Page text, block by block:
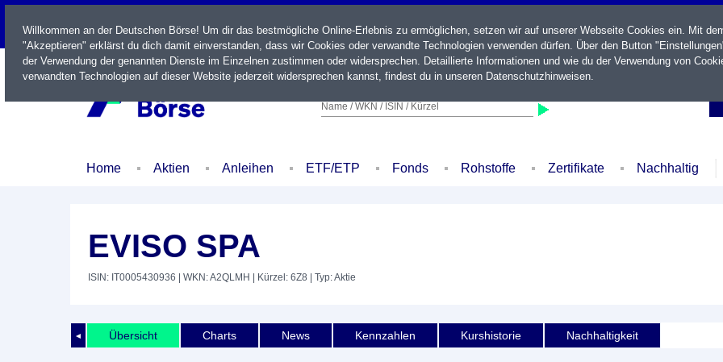
LIVE
Name / WKN / ISIN / Kürzel
Home Aktien Anleihen ETF/ETP Fonds Rohstoffe Zertifikate Nachhaltig
EVISO SPA
ISIN: IT0005430936 | WKN: A2QLMH | Kürzel: 6Z8 | Typ: Aktie
◄ Übersicht Charts News Kennzahlen Kurshistorie Nachhaltigkeit
Willkommen an der Deutschen Börse! Um dir das bestmögliche Online-Erlebnis zu ermöglichen, setzen wir auf unserer Webseite Cookies ein. Mit
"Akzeptieren" erklärst du dich damit einverstanden, dass wir Cookies oder verwandte Technologien verwenden dürfen. Über den Button
der Verwendung der genannten Dienste im Einzelnen zustimmen oder widersprechen. Detaillierte Informationen und wie du der Verwendung von
verwandten Technologien auf dieser Website jederzeit widersprechen kannst, findest du in unseren Datenschutzhinweisen.